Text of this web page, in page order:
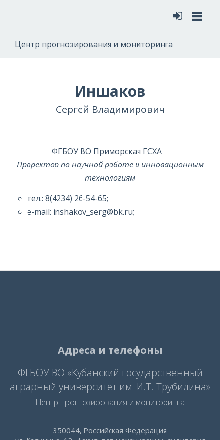
Центр прогнозирования и мониторинга
Иншаков
Сергей Владимирович
ФГБОУ ВО Приморская ГСХА
Проректор по научной работе и инновационным
технологиям
тел.: 8(4234) 26-54-65;
e-mail: inshakov_serg@bk.ru;
Адреса и телефоны
ФГБОУ ВО «Кубанский государственный
аграрный университет им. И.Т. Трубилина»
Центр прогнозирования и мониторинга
350044, Российская Федерация